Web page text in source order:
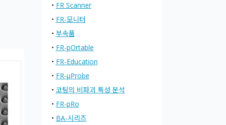
• FR Scanner
• FR-모니터
• 부속품
• FR-pOrtable
• FR-Education
• FR-μProbe
• 코팅의 비파괴 특성 분석
• FR-pRo
• BA-시리즈